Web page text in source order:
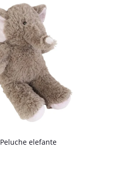
Peluche elefante